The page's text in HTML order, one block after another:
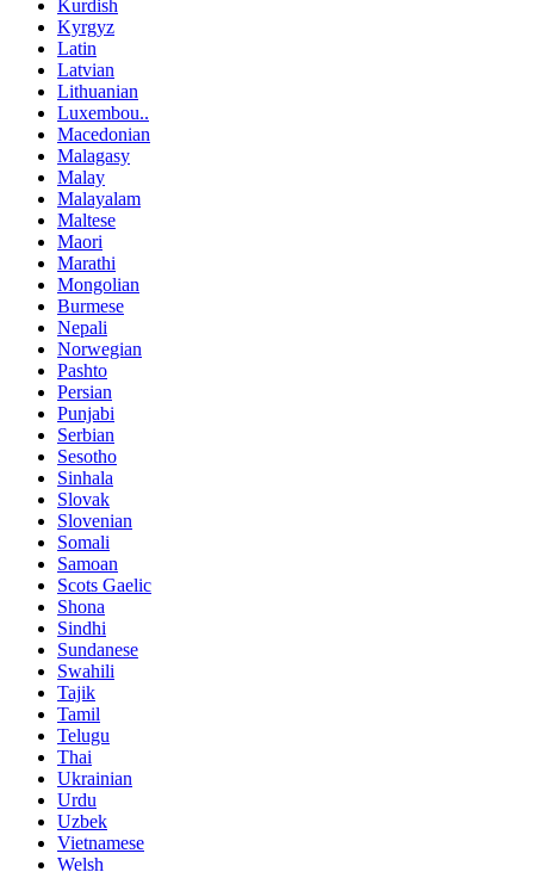
Kurdish
Kyrgyz
Latin
Latvian
Lithuanian
Luxembou..
Macedonian
Malagasy
Malay
Malayalam
Maltese
Maori
Marathi
Mongolian
Burmese
Nepali
Norwegian
Pashto
Persian
Punjabi
Serbian
Sesotho
Sinhala
Slovak
Slovenian
Somali
Samoan
Scots Gaelic
Shona
Sindhi
Sundanese
Swahili
Tajik
Tamil
Telugu
Thai
Ukrainian
Urdu
Uzbek
Vietnamese
Welsh